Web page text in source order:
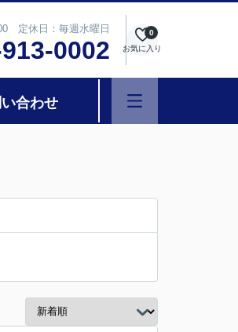
定休日：毎週水曜日
0002 お気に入り
0
合わせ